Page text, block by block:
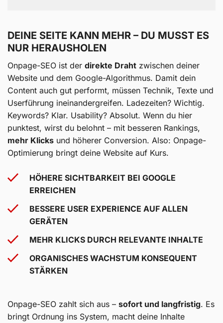
DEINE SEITE KANN MEHR – DU MUSST ES
NUR HERAUSHOLEN
Onpage-SEO ist der direkte Draht zwischen deiner
Website und dem Google-Algorithmus. Damit dein
Content auch gut performt, müssen Technik, Texte und
Userführung ineinandergreifen. Ladezeiten? Wichtig.
Keywords? Klar. Usability? Absolut. Wenn du hier
punktest, wirst du belohnt – mit besseren Rankings,
mehr Klicks und höherer Conversion. Also: Onpage-
Optimierung bringt deine Website auf Kurs.
HÖHERE SICHTBARKEIT BEI GOOGLE
ERREICHEN
BESSERE USER EXPERIENCE AUF ALLEN
GERÄTEN
MEHR KLICKS DURCH RELEVANTE INHALTE
ORGANISCHES WACHSTUM KONSEQUENT
STÄRKEN
Onpage-SEO zahlt sich aus – sofort und langfristig. Es
bringt Ordnung ins System, macht deine Inhalte